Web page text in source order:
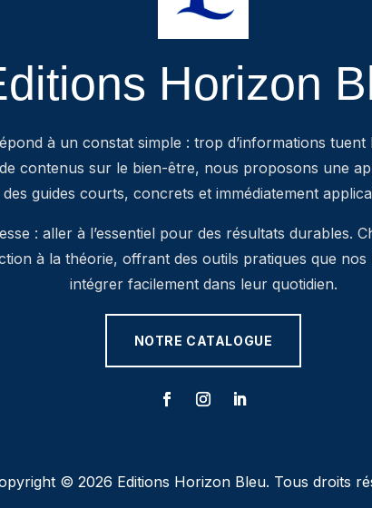
Horizon
à un constat simple : trop d’informations tuent
contenus sur le bien-être, nous proposons une
des guides courts, concrets et immédiatement
: aller à l’essentiel pour des résultats durables.
à la théorie, offrant des outils pratiques que
intégrer facilement dans leur quotidien.
NOTRE CATALOGUE
© 2026 Editions Horizon Bleu. Tous droits